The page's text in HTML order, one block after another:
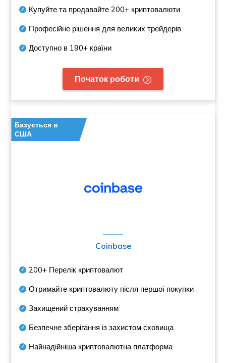
Купуйте та продавайте200+ криптовалюти
Професійне рішення для великих трейдерів
Доступно в 190+ країни
Початок роботи
Базується в
США
Coinbase
200+ Перелік криптовалют
Отримайте криптовалюту після першої покупки
Захищений страхуванням
Безпечне зберігання із захистом сховища
Найнадійніша криптовалютна платформа